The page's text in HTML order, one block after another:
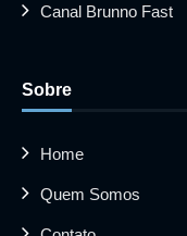
Canal Brunno Fast
Sobre
Home
Quem Somos